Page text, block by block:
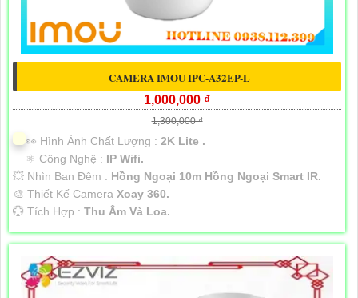
CAMERA IMOU IPC-A32EP-L
1,000,000 ₫
1,300,000 ₫
️👀 Hình Ành Chất Lượng : 2K Lite .
⚛️ Công Nghệ : IP Wifi.
💥 Nhìn Ban Đêm : Hồng Ngoại 10m Hồng Ngoại Smart IR.
🎨 Thiết Kế Camera Xoay 360.
️💮 Tích Hợp : Thu Âm Và Loa.